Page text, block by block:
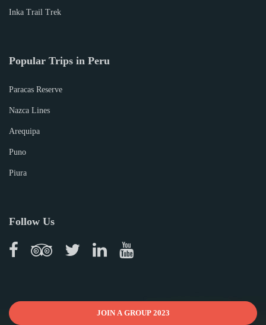
Inka Trail Trek
Popular Trips in Peru
Paracas Reserve
Nazca Lines
Arequipa
Puno
Piura
Follow Us
JOIN A GROUP 2023